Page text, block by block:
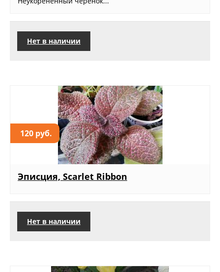
Нет в наличии
120 руб.
Эписция, Scarlet Ribbon
Нет в наличии